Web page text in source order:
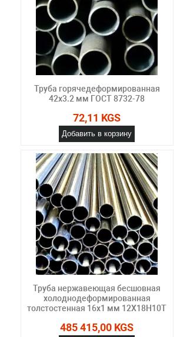
Труба горячедеформированная
42х3.2 мм ГОСТ 8732-78
72,11 KGS
Добавить в корзину
Труба нержавеющая бесшовная
холоднодеформированная
толстостенная 16х1 мм 12Х18Н10Т
485 415,00 KGS